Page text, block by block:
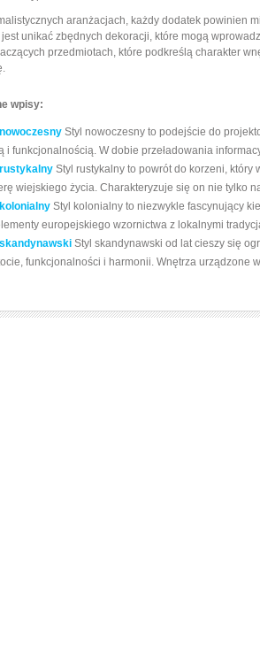
aranżacjach, każdy dodatek powinien
jest unikać zbędnych dekoracji, które mogą
przedmiotach, które podkreślą charakter
wpisy:
Styl nowoczesny to podejście do
i funkcjonalnością. W dobie przeładowania
Styl rustykalny to powrót do korzeni, który
wiejskiego życia. Charakteryzuje się on nie tylko
Styl kolonialny to niezwykle fascynujący
europejskiego wzornictwa z lokalnymi
Styl skandynawski od lat cieszy się
funkcjonalności i harmonii. Wnętrza urządzone